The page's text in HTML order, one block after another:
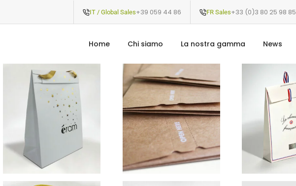
IT / Global Sales+39 059 44 86 FR Sales+33 (0)3 80 25 98 85
Home Chi siamo La nostra gamma News